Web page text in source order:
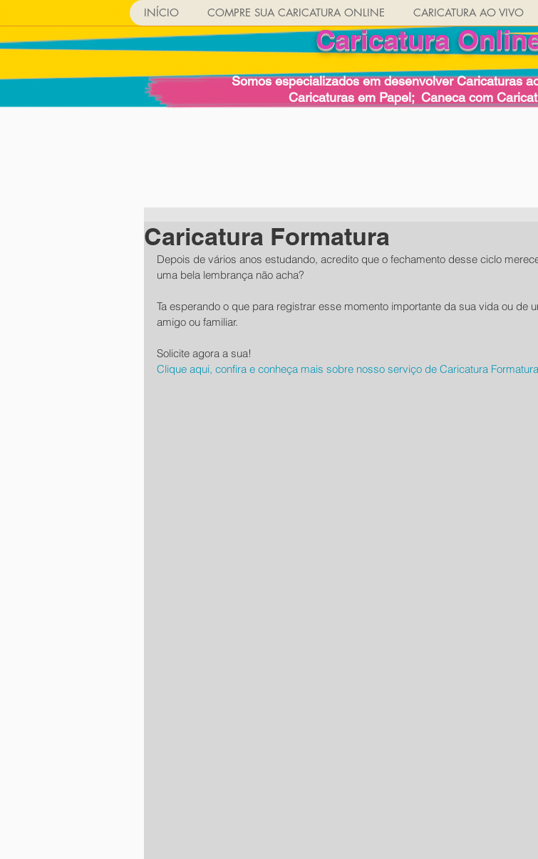
INÍCIO COMPRE SUA CARICATURA ONLINE CARICATURA AO VIVO
Caricatura
Somos especializados em desenvolver Caricaturas
Caricaturas em Papel; Caneca com
Caricatura Formatura
Depois de vários anos estudando, acredito que o fechamento desse ciclo
uma bela lembrança não acha?
Ta esperando o que para registrar esse momento importante da sua vida ou de
amigo ou familiar.
Solicite agora a sua!
Clique aqui, confira e conheça mais sobre nosso serviço de Caricatura